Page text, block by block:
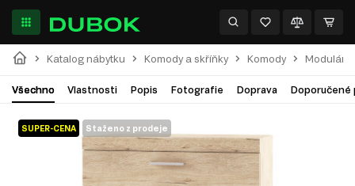
Katalog nábytku Komody a skříňky Komody
Všechno Vlastnosti Popis Fotografie Doprava Doporučené
SUPER-CENA Staženo z prodeje